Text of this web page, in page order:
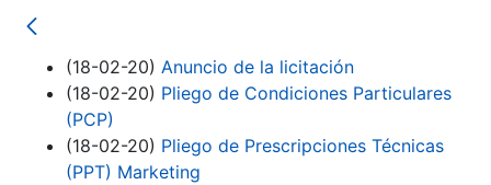
Show/Hide
(18-02-20) Anuncio de la licitación
(18-02-20) Pliego de Condiciones Particulares
(PCP)
(18-02-20) Pliego de Prescripciones Técnicas
(PPT) Marketing